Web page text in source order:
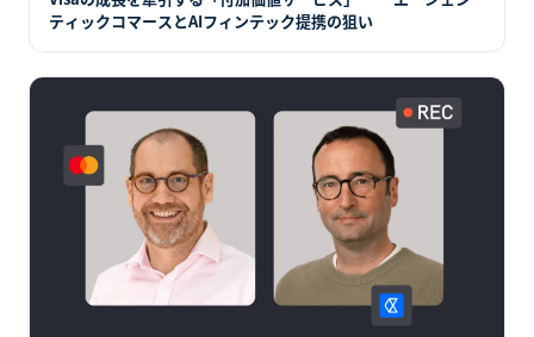
ティックコマースとAIフィンテック提携の狙い